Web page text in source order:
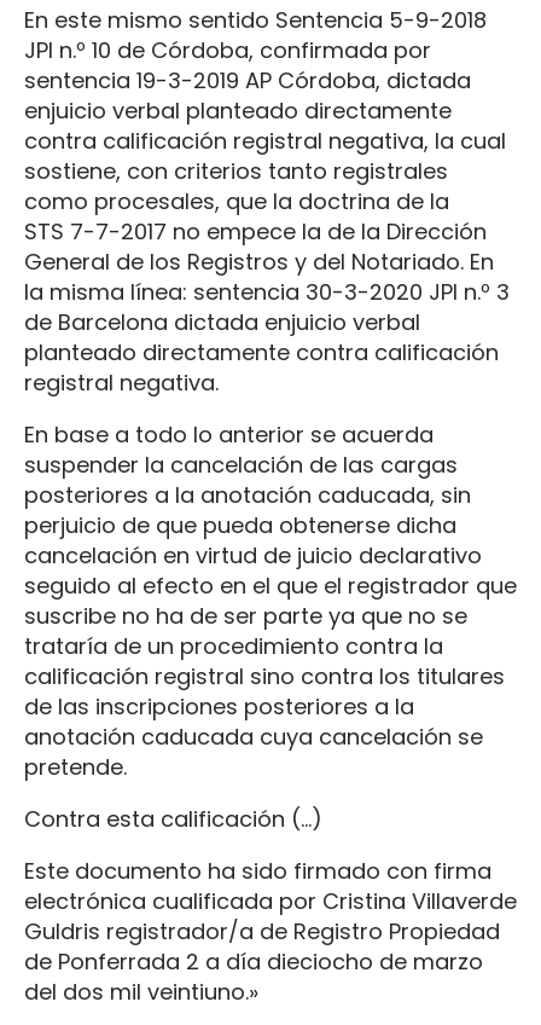
En este mismo sentido Sentencia 5-9-2018
JPI n.º 10 de Córdoba, confirmada por
sentencia 19-3-2019 AP Córdoba, dictada
enjuicio verbal planteado directamente
contra calificación registral negativa, la cual
sostiene, con criterios tanto registrales
como procesales, que la doctrina de la
STS 7-7-2017 no empece la de la Dirección
General de los Registros y del Notariado. En
la misma línea: sentencia 30-3-2020 JPI n.º 3
de Barcelona dictada enjuicio verbal
planteado directamente contra calificación
registral negativa.
En base a todo lo anterior se acuerda
suspender la cancelación de las cargas
posteriores a la anotación caducada, sin
perjuicio de que pueda obtenerse dicha
cancelación en virtud de juicio declarativo
seguido al efecto en el que el registrador que
suscribe no ha de ser parte ya que no se
trataría de un procedimiento contra la
calificación registral sino contra los titulares
de las inscripciones posteriores a la
anotación caducada cuya cancelación se
pretende.
Contra esta calificación (…)
Este documento ha sido firmado con firma
electrónica cualificada por Cristina Villaverde
Guldris registrador/a de Registro Propiedad
de Ponferrada 2 a día dieciocho de marzo
del dos mil veintiuno.»